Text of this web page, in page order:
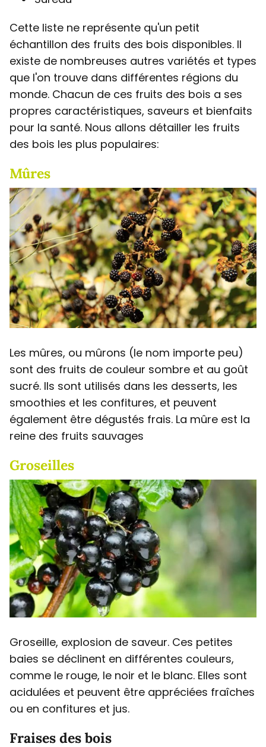
Cette liste ne représente qu'un petit
échantillon des fruits des bois disponibles. Il
existe de nombreuses autres variétés et types
que l'on trouve dans différentes régions du
monde. Chacun de ces fruits des bois a ses
propres caractéristiques, saveurs et bienfaits
pour la santé. Nous allons détailler les fruits
des bois les plus populaires:
Mûres
Les mûres, ou mûrons (le nom importe peu)
sont des fruits de couleur sombre et au goût
sucré. Ils sont utilisés dans les desserts, les
smoothies et les confitures, et peuvent
également être dégustés frais. La mûre est la
reine des fruits sauvages
Groseilles
Groseille, explosion de saveur. Ces petites
baies se déclinent en différentes couleurs,
comme le rouge, le noir et le blanc. Elles sont
acidulées et peuvent être appréciées fraîches
ou en confitures et jus.
Fraises des bois